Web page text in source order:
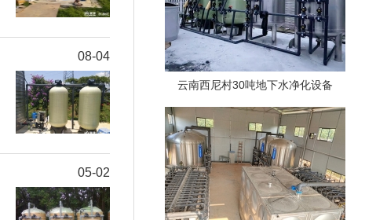
08-04
05-02
云南西尼村30吨地下水净化设备